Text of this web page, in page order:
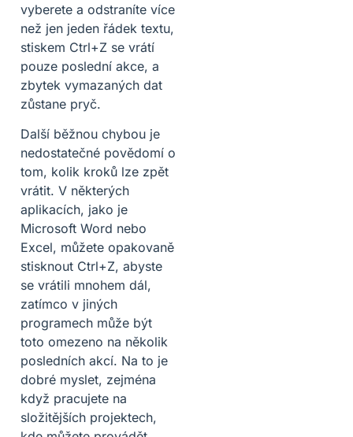
vyberete a odstraníte více
než jen jeden řádek textu,
stiskem Ctrl+Z se vrátí
pouze poslední akce, a
zbytek vymazaných dat
zůstane pryč.
Další běžnou chybou je
nedostatečné povědomí o
tom, kolik kroků lze zpět
vrátit. V některých
aplikacích, jako je
Microsoft Word nebo
Excel, můžete opakovaně
stisknout Ctrl+Z, abyste
se vrátili mnohem dál,
zatímco v jiných
programech může být
toto omezeno na několik
posledních akcí. Na to je
dobré myslet, zejména
když pracujete na
složitějších projektech,